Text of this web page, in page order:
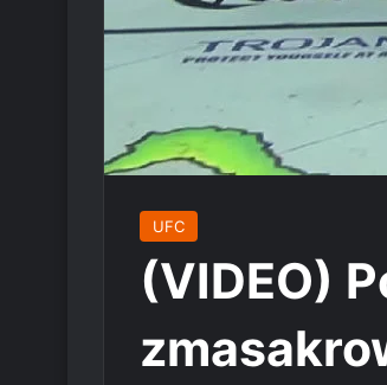
UFC
(VIDEO)